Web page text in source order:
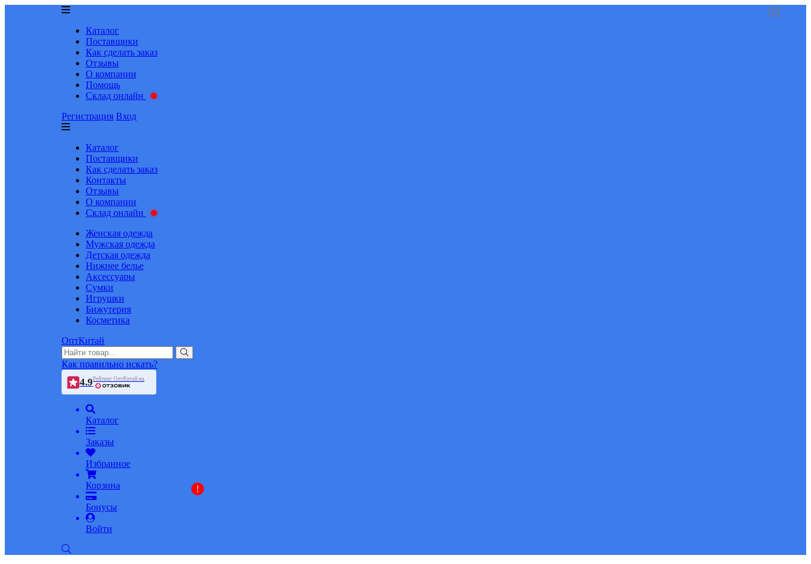
Каталог
Поставщики
Как сделать заказ
Отзывы
О компании
Помощь
Склад онлайн
Регистрация Вход
Каталог
Поставщики
Как сделать заказ
Контакты
Отзывы
О компании
Склад онлайн
Женская одежда
Мужская одежда
Детская одежда
Нижнее белье
Аксессуары
Сумки
Игрушки
Бижутерия
Косметика
ОптКитай
Как правильно искать?
4.9Рейтинг ОптКитай на
Каталог
Заказы
Избранное
Корзина
Бонусы
!
Войти